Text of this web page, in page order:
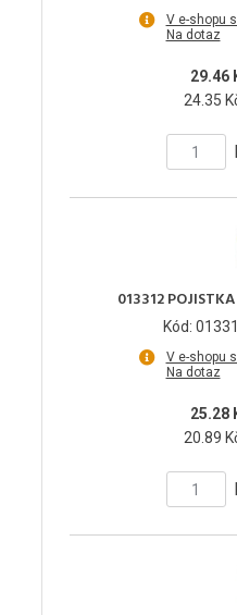
V e-shopu
Na dotaz
29.46
24.35
013312
Kód:
V e-shopu
Na dotaz
25.28
20.89